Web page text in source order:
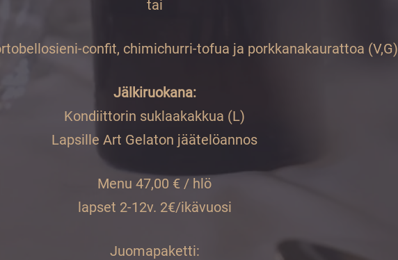
tai
confit, chimichurri-tofua ja porkkanakaurattoa (V,G)
Jälkiruokana:
Kondiittorin suklaakakkua (L)
Lapsille Art Gelaton jäätelöannos
Menu 47,00 € / hlö
lapset 2-12v. 2€/ikävuosi
Juomapaketti: